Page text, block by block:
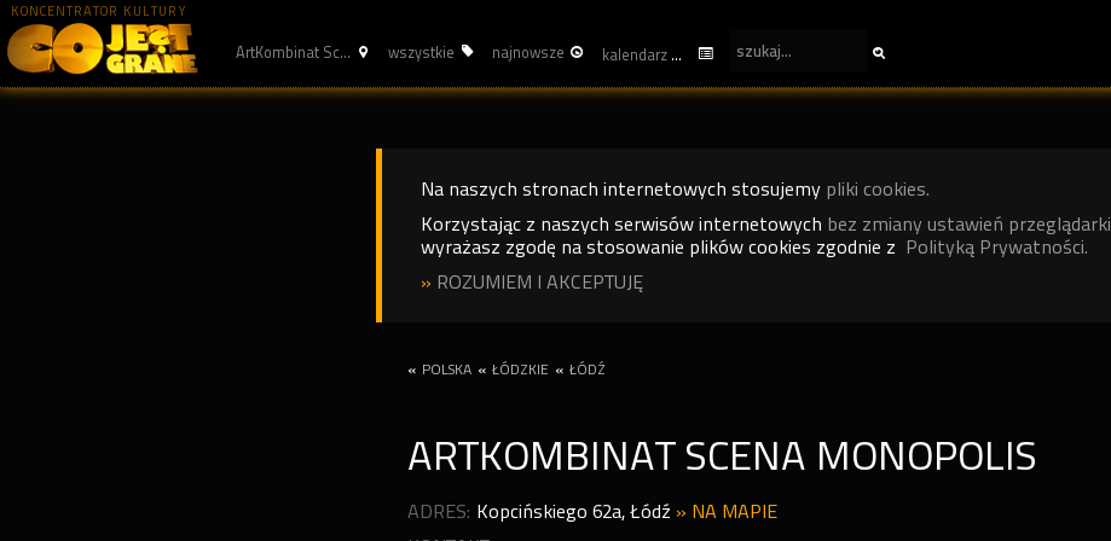
KONCENTRATOR KULTURY
ArtKombinat Sc... wszystkie najnowsze kalendarz
Na naszych stronach internetowych stosujemy pliki cookies.
Korzystając z naszych serwisów internetowych bez zmiany ustawień przeglądarki
wyrażasz zgodę na stosowanie plików cookies zgodnie z Polityką Prywatności.
» ROZUMIEM I AKCEPTUJĘ
« POLSKA « ŁÓDZKIE « ŁÓDŹ
ARTKOMBINAT SCENA MONOPOLIS
ADRES: Kopcińskiego 62a, Łódź » NA MAPIE